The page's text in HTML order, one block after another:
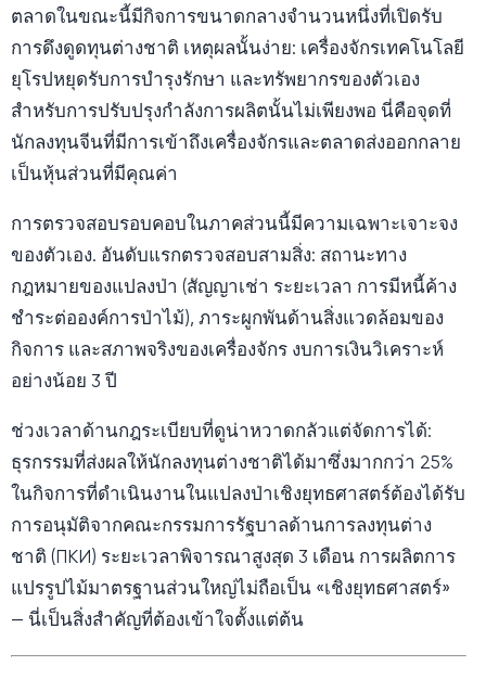
ตลาดในขณะนี้มีกิจการขนาดกลางจำนวนหนึ่งที่เปิดรับ
การดึงดูดทุนต่างชาติ เหตุผลนั้นง่าย: เครื่องจักรเทคโนโลยี
ยุโรปหยุดรับการบำรุงรักษา และทรัพยากรของตัวเอง
สำหรับการปรับปรุงกำลังการผลิตนั้นไม่เพียงพอ นี่คือจุดที่
นักลงทุนจีนที่มีการเข้าถึงเครื่องจักรและตลาดส่งออกกลาย
เป็นหุ้นส่วนที่มีคุณค่า
การตรวจสอบรอบคอบในภาคส่วนนี้มีความเฉพาะเจาะจง
ของตัวเอง. อันดับแรกตรวจสอบสามสิ่ง: สถานะทาง
กฎหมายของแปลงป่า (สัญญาเช่า ระยะเวลา การมีหนี้ค้าง
ชำระต่อองค์การป่าไม้), ภาระผูกพันด้านสิ่งแวดล้อมของ
กิจการ และสภาพจริงของเครื่องจักร งบการเงินวิเคราะห์
อย่างน้อย 3 ปี
ช่วงเวลาด้านกฎระเบียบที่ดูน่าหวาดกลัวแต่จัดการได้:
ธุรกรรมที่ส่งผลให้นักลงทุนต่างชาติได้มาซึ่งมากกว่า 25%
ในกิจการที่ดำเนินงานในแปลงป่าเชิงยุทธศาสตร์ต้องได้รับ
การอนุมัติจากคณะกรรมการรัฐบาลด้านการลงทุนต่าง
ชาติ (ПКИ) ระยะเวลาพิจารณาสูงสุด 3 เดือน การผลิตการ
แปรรูปไม้มาตรฐานส่วนใหญ่ไม่ถือเป็น «เชิงยุทธศาสตร์»
— นี่เป็นสิ่งสำคัญที่ต้องเข้าใจตั้งแต่ต้น